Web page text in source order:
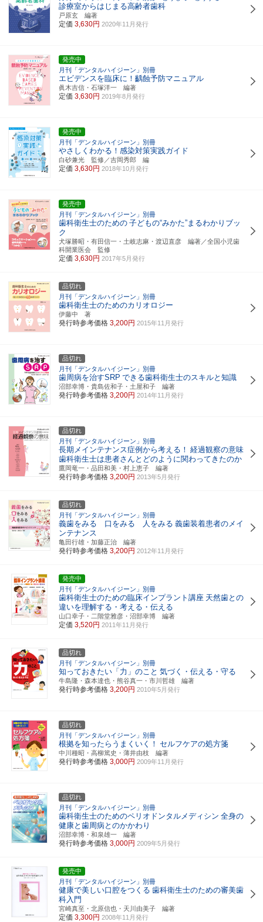
診療室からはじまる高齢者歯科
戸原玄 編著
定価 3,630円 2020年11月発行
発売中
月刊「デンタルハイジーン」別冊
エビデンスを臨床に！齲蝕予防マニュアル
眞木吉信・石塚洋一 編著
定価 3,630円 2019年8月発行
発売中
月刊「デンタルハイジーン」別冊
やさしくわかる！感染対策実践ガイド
白砂兼光 監修／吉岡秀郎 編
定価 3,630円 2018年10月発行
発売中
月刊「デンタルハイジーン」別冊
歯科衛生士のための 子どもの“みかた”まるわかりブッ
ク
犬塚勝昭・有田信一・土岐志麻・渡辺直彦 編著／全国小児歯
科開業医会 監修
定価 3,630円 2017年5月発行
品切れ
月刊「デンタルハイジーン」別冊
歯科衛生士のためのカリオロジー
伊藤中 著
発行時参考価格 3,200円 2015年11月発行
品切れ
月刊「デンタルハイジーン」別冊
歯周病を治すSRP できる歯科衛生士のスキルと知識
沼部幸博・貴島佐和子・土屋和子 編著
発行時参考価格 3,200円 2014年11月発行
品切れ
月刊「デンタルハイジーン」別冊
長期メインテナンス症例から考える！ 経過観察の意味
歯科衛生士は患者さんとどのように関わってきたのか
鷹岡竜一・品田和美・村上恵子 編著
発行時参考価格 3,200円 2013年5月発行
品切れ
月刊「デンタルハイジーン」別冊
義歯をみる 口をみる 人をみる 義歯装着患者のメイ
ンテナンス
亀田行雄・加藤正治 編著
発行時参考価格 3,200円 2012年11月発行
発売中
月刊「デンタルハイジーン」別冊
歯科衛生士のための臨床インプラント講座 天然歯との
違いを理解する・考える・伝える
山口幸子・二階堂雅彦・沼部幸博 編著
定価 3,520円 2011年11月発行
品切れ
月刊「デンタルハイジーン」別冊
知っておきたい「力」のこと 気づく・伝える・守る
牛島隆・森本達也・熊谷真一・市川哲雄 編著
発行時参考価格 3,200円 2010年5月発行
品切れ
月刊「デンタルハイジーン」別冊
根拠を知ったらうまくいく！ セルフケアの処方箋
中川種昭・高柳篤史・薄井由枝 編著
発行時参考価格 3,000円 2009年11月発行
品切れ
月刊「デンタルハイジーン」別冊
歯科衛生士のためのペリオドンタルメディシン 全身の
健康と歯周病とのかかわり
沼部幸博・和泉雄一 編著
発行時参考価格 3,000円 2009年5月発行
発売中
月刊「デンタルハイジーン」別冊
健康で美しい口腔をつくる 歯科衛生士のための審美歯
科入門
宮崎真至・北原信也・天川由美子 編著
定価 3,300円 2008年11月発行